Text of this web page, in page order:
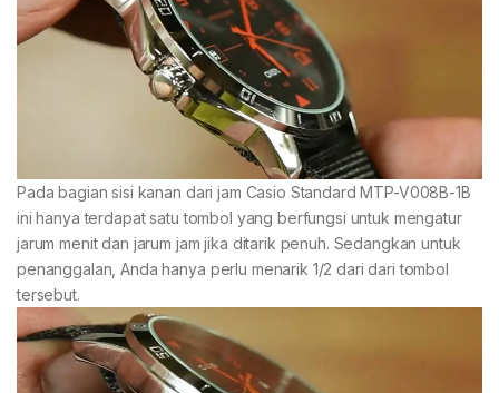
Pada bagian sisi kanan dari jam Casio Standard MTP-V008B-1B
ini hanya terdapat satu tombol yang berfungsi untuk mengatur
jarum menit dan jarum jam jika ditarik penuh. Sedangkan untuk
penanggalan, Anda hanya perlu menarik 1/2 dari dari tombol
tersebut.